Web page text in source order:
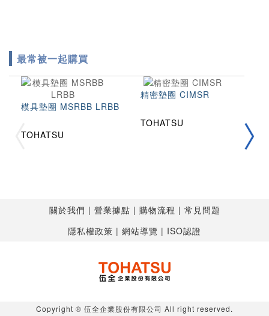
最常被一起購買
模具墊圈 MSRBB LRBB
TOHATSU
精密墊圈 CIMSR
TOHATSU
關於我們 營業據點 購物流程
常見問題
隱私權政策
網站導覽 ISO認證
Copyright ® 伍全企業股份有限公司 All right reserved.